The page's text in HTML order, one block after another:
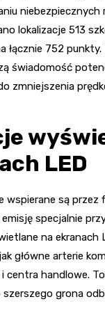
niebezpiecznych
lokalizacje 513
łącznie 752
świadomość
zmniejszenia
LED
wspierane są przez
specjalnie
na ekranach
główne arterie
centra handlowe.
szerszego grona